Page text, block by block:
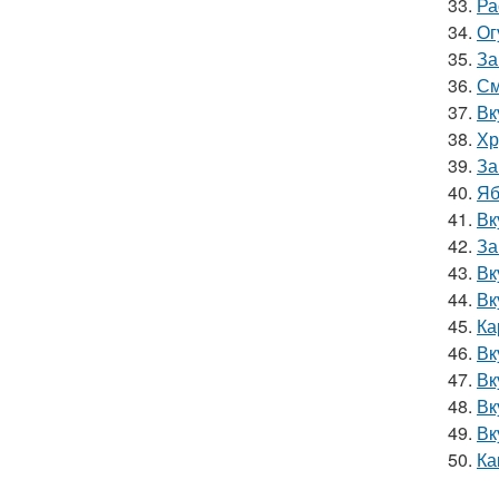
34.
35.
36.
37.
38.
39.
40.
41.
42.
43.
44.
45.
46.
47.
48.
49.
50.